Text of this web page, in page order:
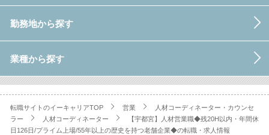
勤務地から探す
業種から探す
転職サイトのイーキャリアTOP 営業
人材コーディネーター・カウンセ
ラー
人材コーディネーター
【宇都宮】人材営業職◆残20H以内・年間休
日126日/プライム上場/55年以上の歴史を持つ老舗企業◆の転職・求人情報